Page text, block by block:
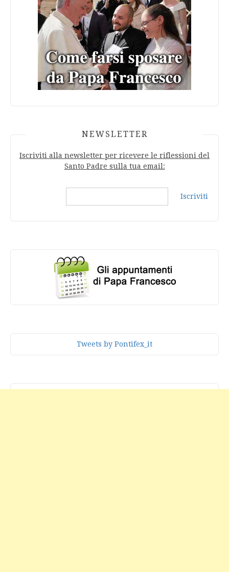
NEWSLETTER
Iscriviti alla newsletter per ricevere le riflessioni del
Santo Padre sulla tua email:
Iscriviti
Tweets by Pontifex_it